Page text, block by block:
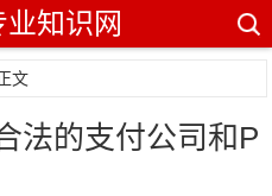
知识网
文
法的支付公司和P